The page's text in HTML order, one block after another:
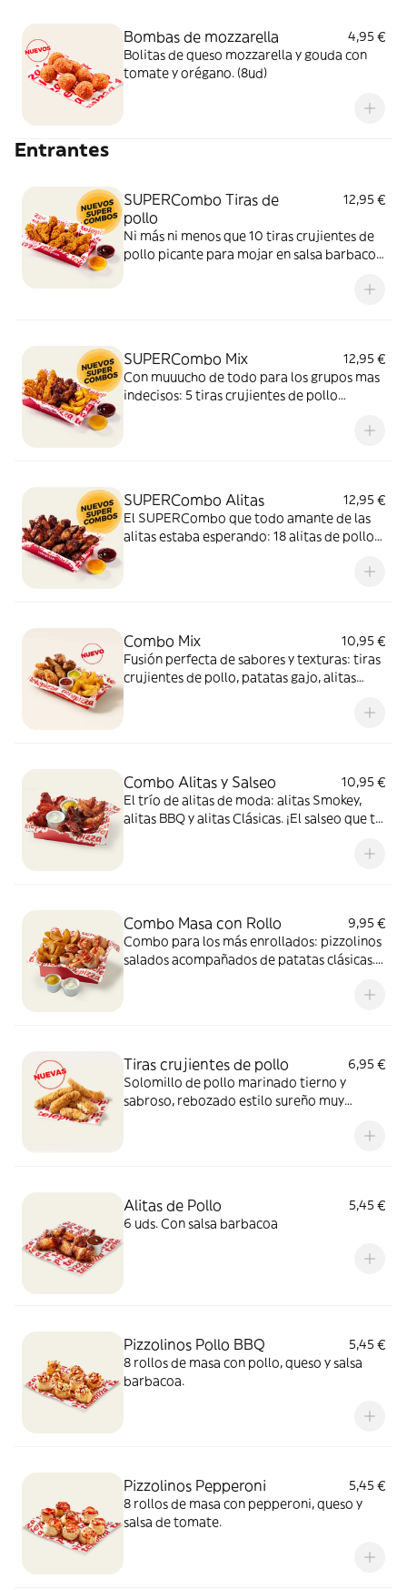
Bombas de mozzarella
4,95 €
Bolitas de queso mozzarella y gouda con
tomate y orégano. (8ud)
Entrantes
SUPERCombo Tiras de
pollo
12,95 €
Ni más ni menos que 10 tiras crujientes de
pollo picante para mojar en salsa barbacoa
de solomillos de pollo, tiernos y sabrosos,
SUPERCombo Mix
12,95 €
Con muuucho de todo para los grupos mas
indecisos: 5 tiras crujientes de pollo
acompañadas con salsa barbacoa y miel y
SUPERCombo Alitas
12,95 €
El SUPERCombo que todo amante de las
alitas estaba esperando: 18 alitas de pollo
Combo Mix
10,95 €
Fusión perfecta de sabores y texturas: tiras
crujientes de pollo, patatas gajo, alitas
Combo Alitas y Salseo
10,95 €
El trío de alitas de moda: alitas Smokey,
alitas BBQ y alitas Clásicas. ¡El salseo que tu
Combo Masa con Rollo
9,95 €
Combo para los más enrollados: pizzolinos
salados acompañados de patatas clásicas.
Tiras crujientes de pollo
6,95 €
Solomillo de pollo marinado tierno y
sabroso, rebozado estilo sureño muy
Alitas de Pollo
5,45 €
6 uds. Con salsa barbacoa
Pizzolinos Pollo BBQ
5,45 €
8 rollos de masa con pollo, queso y salsa
barbacoa.
Pizzolinos Pepperoni
5,45 €
8 rollos de masa con pepperoni, queso y
salsa de tomate.